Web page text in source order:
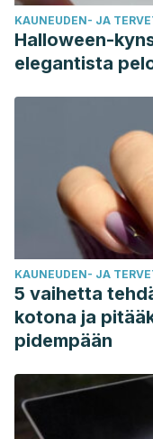
KAUNEUDEN- JA
Halloween-
elegantista
KAUNEUDEN- JA
5 vaihetta
kotona ja
pidempään